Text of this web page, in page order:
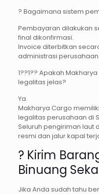
? Bagaimana sistem
Pembayaran dilakukan
final dikonfirmasi.
Invoice diterbitkan
administrasi perusahaan.
1??1?? Apakah
legalitas jelas?
Ya.
Makharya Cargo
legalitas perusahaan di
Seluruh pengiriman laut
resmi dan jalur kapal
? Kirim
Binuang
Jika Anda sudah tahu